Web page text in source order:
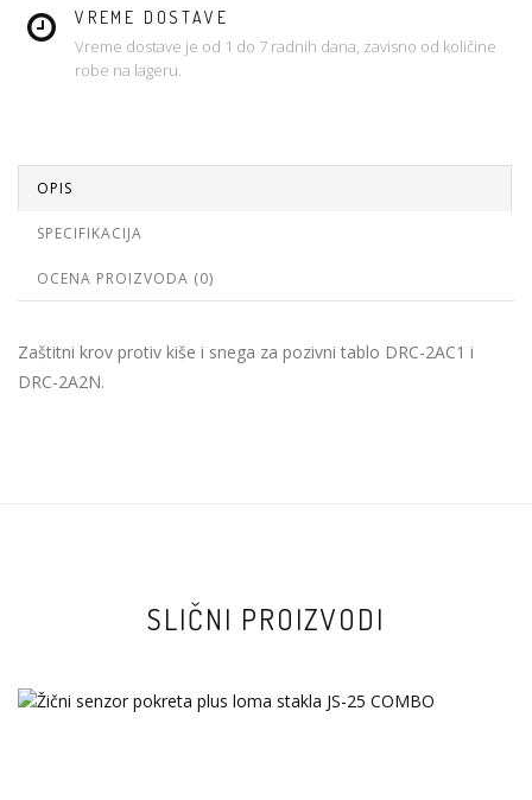
VREME DOSTAVE
Vreme dostave je od 1 do 7 radnih dana, zavisno od količine
robe na lageru.
OPIS
SPECIFIKACIJA
OCENA PROIZVODA (0)
Zaštitni krov protiv kiše i snega za pozivni tablo DRC-2AC1 i
DRC-2A2N.
SLIČNI PROIZVODI